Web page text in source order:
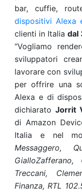
bar, cuffie,
dispositivi Alexa
clienti in Italia dal
“Vogliamo
sviluppatori
lavorare con
per offrire una
Alexa e di
dichiarato Jorrit
di Amazon
Italia e nel
Messaggero,
Treccani,
Finanza, RTL